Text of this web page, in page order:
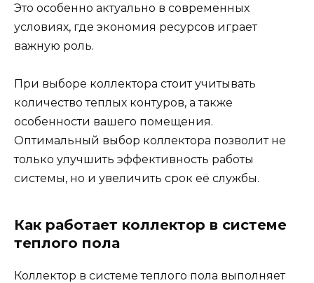
Это особенно актуально в современных
условиях, где экономия ресурсов играет
важную роль.
При выборе коллектора стоит учитывать
количество теплых контуров, а также
особенности вашего помещения.
Оптимальный выбор коллектора позволит не
только улучшить эффективность работы
системы, но и увеличить срок её службы.
Как работает коллектор в системе
теплого пола
Коллектор в системе теплого пола выполняет